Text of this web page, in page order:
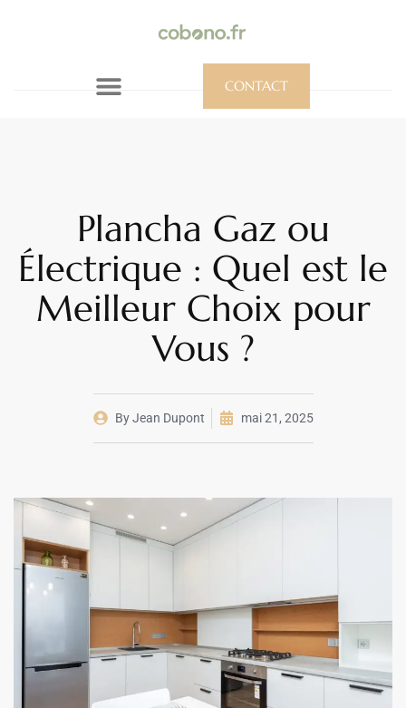
CONTACT
Plancha Gaz ou
Électrique : Quel est le
Meilleur Choix pour
Vous ?
ByJean Dupont mai 21, 2025